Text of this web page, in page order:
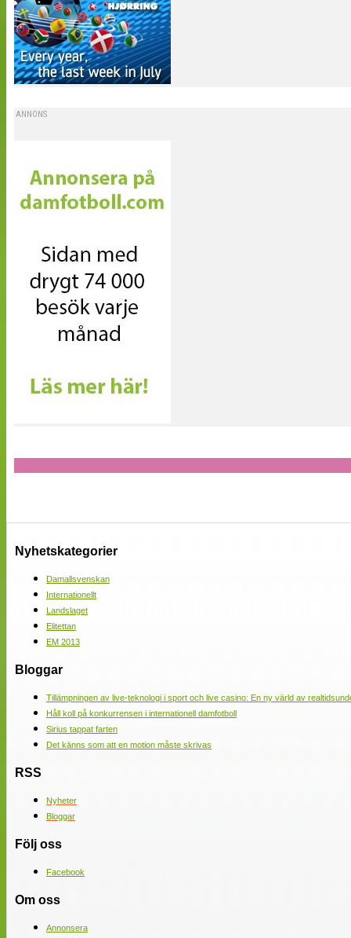
ANNONS
Nyhetskategorier
Damallsvenskan
Internationellt
Landslaget
Elitettan
EM 2013
Bloggar
Tillämpningen av live-teknologi i sport och live casino: En ny värld av
Håll koll på konkurrensen i internationell damfotboll
Sirius tappat farten
Det känns som att en motion måste skrivas
RSS
Nyheter
Bloggar
Följ oss
Facebook
Om oss
Annonsera